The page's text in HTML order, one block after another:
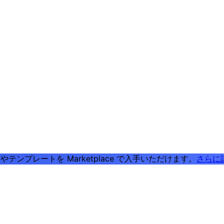
テンプレートを Marketplace で入手いただけます。 さらに